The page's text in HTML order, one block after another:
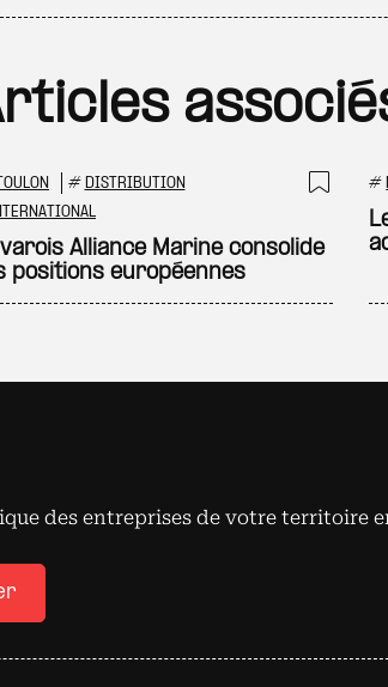
# DISTRIBUTION
Alliance Marine consolide
positions européennes
#
des entreprises de votre territoire